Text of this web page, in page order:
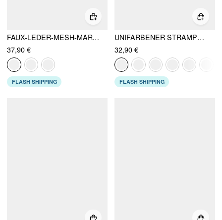
FAUX-LEDER-MESH-MARY-JANE-FLACHSCHUHE
37,90 €
FLASH SHIPPING
UNIFARBENER STRAMPLER MIT V-AUSSCHNITT, RAFFUNGEN UND TASCHEN
32,90 €
FLASH SHIPPING